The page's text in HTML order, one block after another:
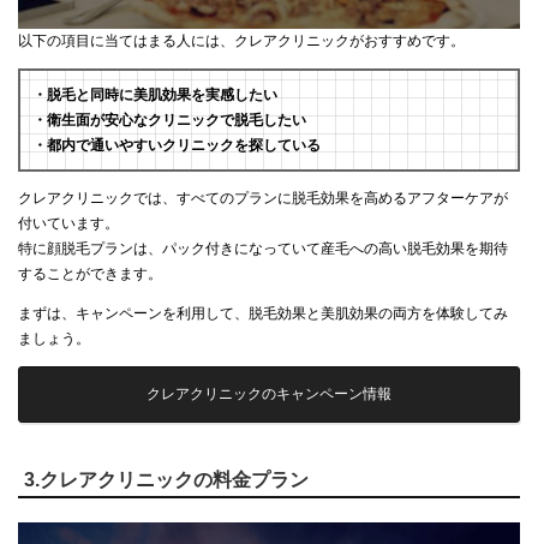
以下の項目に当てはまる人には、クレアクリニックがおすすめです。
・脱毛と同時に美肌効果を実感したい
・衛生面が安心なクリニックで脱毛したい
・都内で通いやすいクリニックを探している
クレアクリニックでは、すべてのプランに脱毛効果を高めるアフターケアが
付いています。
特に顔脱毛プランは、パック付きになっていて産毛への高い脱毛効果を期待
することができます。
まずは、キャンペーンを利用して、脱毛効果と美肌効果の両方を体験してみ
ましょう。
クレアクリニックのキャンペーン情報
3.クレアクリニックの料金プラン